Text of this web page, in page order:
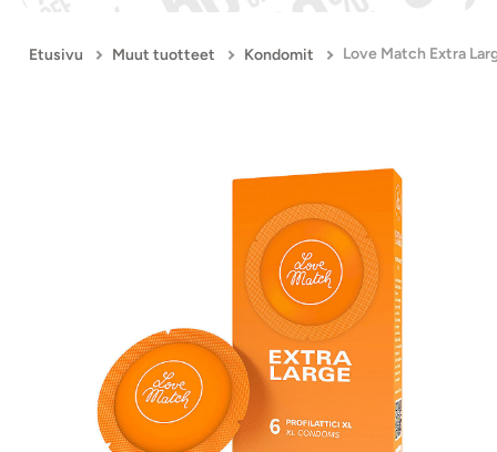
Etusivu Muut tuotteet Kondomit